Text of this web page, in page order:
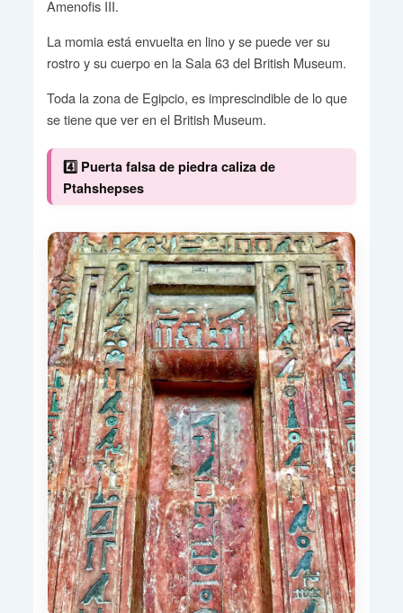
Amenofis III.
La momia está envuelta en lino y se puede ver su
rostro y su cuerpo en la Sala 63 del British Museum.
Toda la zona de Egipcio, es imprescindible de lo que
se tiene que ver en el British Museum.
4️⃣ Puerta falsa de piedra caliza de
Ptahshepses